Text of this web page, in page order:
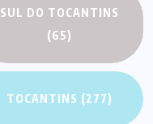
SUL DO TOCANTINS
(65)
TOCANTINS (277)